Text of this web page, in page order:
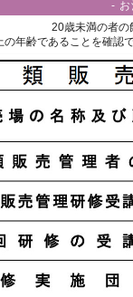
- お
20歳未満の者の
の年齢であることを確認